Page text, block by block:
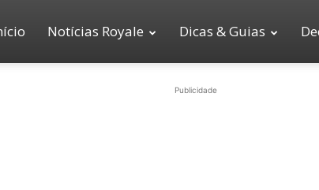
Notícias Royale Dicas & Guias
Publicidade